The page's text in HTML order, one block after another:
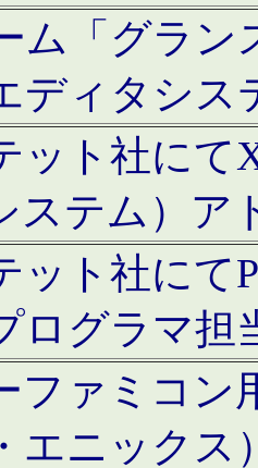
ム「グラン
ディタシス
ット社にて
ステム）ア
ット社にて
ログラマ担
ファミコン
エニックス